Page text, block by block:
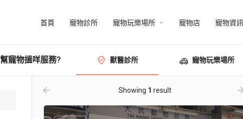
首頁 寵物診所 寵物玩樂場所 寵物店 寵物資訊
幫寵物搵咩服務? 獸醫診所 寵物玩樂場所
Showing 1 result